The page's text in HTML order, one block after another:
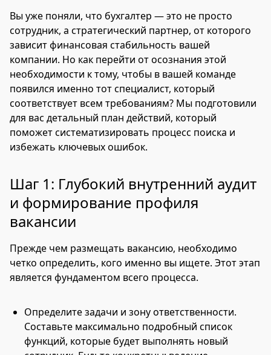
Вы уже поняли, что бухгалтер — это не просто
сотрудник, а стратегический партнер, от которого
зависит финансовая стабильность вашей
компании. Но как перейти от осознания этой
необходимости к тому, чтобы в вашей команде
появился именно тот специалист, который
соответствует всем требованиям? Мы подготовили
для вас детальный план действий, который
поможет систематизировать процесс поиска и
избежать ключевых ошибок.
Шаг 1: Глубокий внутренний аудит
и формирование профиля
вакансии
Прежде чем размещать вакансию, необходимо
четко определить, кого именно вы ищете. Этот этап
является фундаментом всего процесса.
Определите задачи и зону ответственности.
Составьте максимально подробный список
функций, которые будет выполнять новый